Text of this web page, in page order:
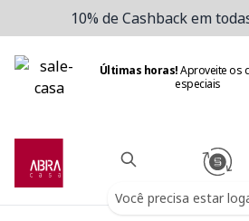
10% de Cashback em
Últimas horas!Aproveite os
especiais
Você precisa estar